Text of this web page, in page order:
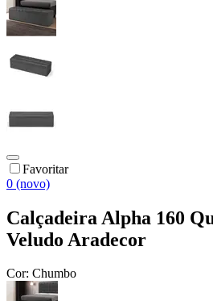
Favoritar
0 (novo)
Calçadeira Alpha 160
Veludo Aradecor
Cor: Chumbo